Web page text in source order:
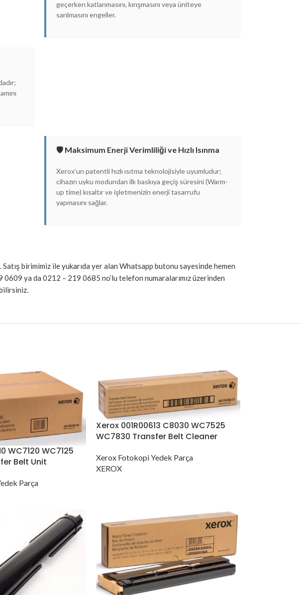
geçerken katlanmasını, kırışmasını veya üniteye
sarılmasını engeller.
🛡️ Maksimum Enerji Verimliliği ve Hızlı Isınma
Xerox’un patentli hızlı ısıtma teknolojisiyle uyumludur;
cihazın uyku modundan ilk baskıya geçiş süresini (Warm-
up time) kısaltır ve işletmenizin enerji tasarrufu
yapmasını sağlar.
birimimiz ile yukarıda yer alan Whatsapp butonu sayesinde hemen
ya da 0212 – 219 0685 no’lu telefon numaralarımız üzerinden
WC7120 WC7125
Belt Unit
Parça
Xerox 001R00613 C8030 WC7525
WC7830 Transfer Belt Cleaner
Xerox Fotokopi Yedek Parça
XEROX